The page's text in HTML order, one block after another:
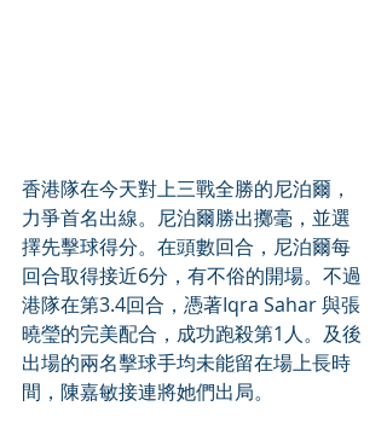
香港隊在今天對上三戰全勝的尼泊爾，
力爭首名出線。尼泊爾勝出擲毫，並選
擇先擊球得分。在頭數回合，尼泊爾每
回合取得接近6分，有不俗的開場。不過
港隊在第3.4回合，憑著Iqra Sahar 與張
曉瑩的完美配合，成功跑殺第1人。及後
出場的兩名擊球手均未能留在場上長時
間，陳嘉敏接連將她們出局。